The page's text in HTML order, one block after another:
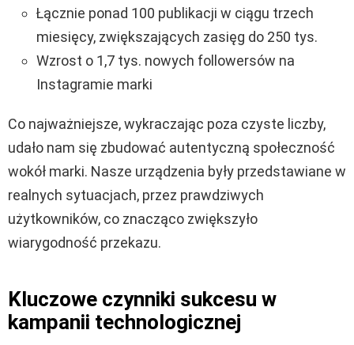
Łącznie ponad 100 publikacji w ciągu trzech
miesięcy, zwiększających zasięg do 250 tys.
Wzrost o 1,7 tys. nowych followersów na
Instagramie marki
Co najważniejsze, wykraczając poza czyste liczby,
udało nam się zbudować autentyczną społeczność
wokół marki. Nasze urządzenia były przedstawiane w
realnych sytuacjach, przez prawdziwych
użytkowników, co znacząco zwiększyło
wiarygodność przekazu.
Kluczowe czynniki sukcesu w
kampanii technologicznej